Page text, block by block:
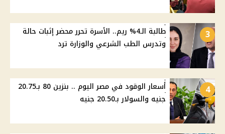
3
طالبة الـ4% ريم.. الأسرة تحرر محضر إثبات حالة
وتدرس الطب الشرعي والوزارة ترد
4
أسعار الوقود في مصر اليوم .. بنزين 80 بـ20.75
جنيه والسولار بـ20.50 جنيه